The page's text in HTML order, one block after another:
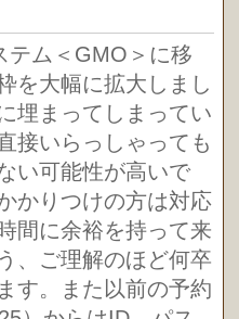
テム＜GMO＞に移
を大幅に拡大しまし
埋まってしまってい
接いらっしゃっても
い可能性が高いで
かりつけの方は対応
間に余裕を持って来
、ご理解のほど何卒
す。また以前の予約